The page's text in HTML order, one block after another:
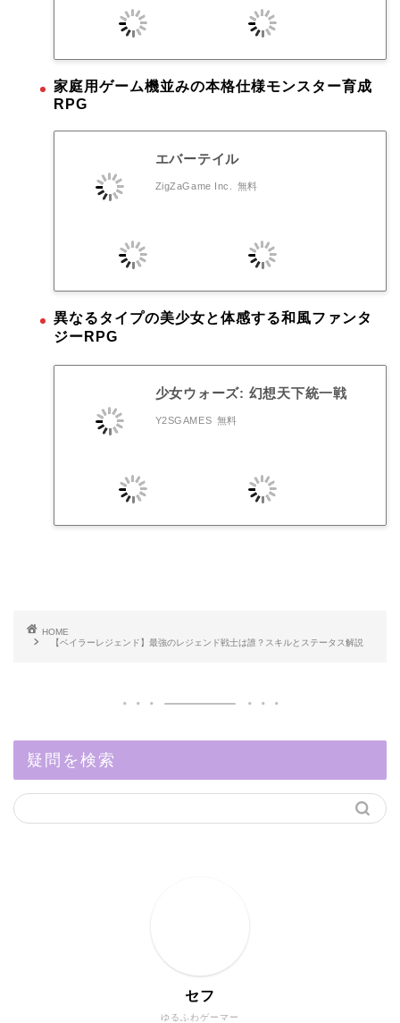
家庭用ゲーム機並みの本格仕様モンスター育成
RPG
エバーテイル
ZigZaGame Inc. 無料
異なるタイプの美少女と体感する和風ファンタ
ジーRPG
少女ウォーズ: 幻想天下統一戦
Y2SGAMES 無料
HOME
【ベイラーレジェンド】最強のレジェンド戦士は誰？スキルとステータス解説
疑問を検索
ゆるふわゲーマー
セフ